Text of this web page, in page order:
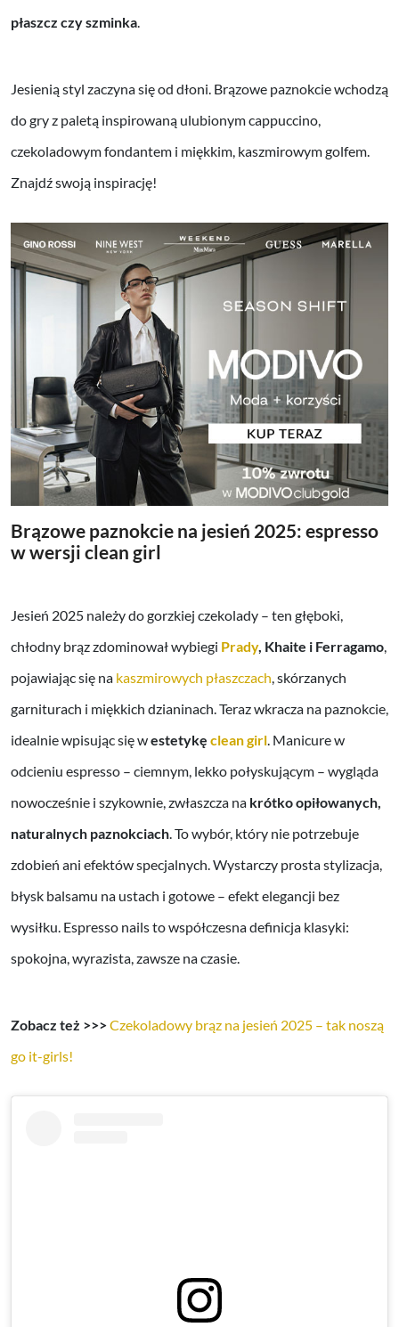
płaszcz czy szminka.
Jesienią styl zaczyna się od dłoni. Brązowe paznokcie wchodzą
do gry z paletą inspirowaną ulubionym cappuccino,
czekoladowym fondantem i miękkim, kaszmirowym golfem.
Znajdź swoją inspirację!
Brązowe paznokcie na jesień 2025: espresso
w wersji clean girl
Jesień 2025 należy do gorzkiej czekolady – ten głęboki,
chłodny brąz zdominował wybiegi Prady, Khaite i Ferragamo
pojawiając się na kaszmirowych płaszczach , skórzanych
garniturach i miękkich dzianinach. Teraz wkracza na paznokcie,
idealnie wpisując się westetykę clean girl . Manicure w
odcieniu espresso – ciemnym, lekko połyskującym – wygląda
nowocześnie i szykownie, zwłaszcza na krótko opiłowanych,
naturalnych paznokciach . To wybór, który nie potrzebuje
zdobień ani efektów specjalnych. Wystarczy prosta stylizacja,
błysk balsamu na ustach i gotowe – efekt elegancji bez
wysiłku. Espresso nails to współczesna definicja klasyki:
spokojna, wyrazista, zawsze na czasie.
Zobacz też >>>Czekoladowy brąz na jesień 2025 – tak noszą
go it-girls!